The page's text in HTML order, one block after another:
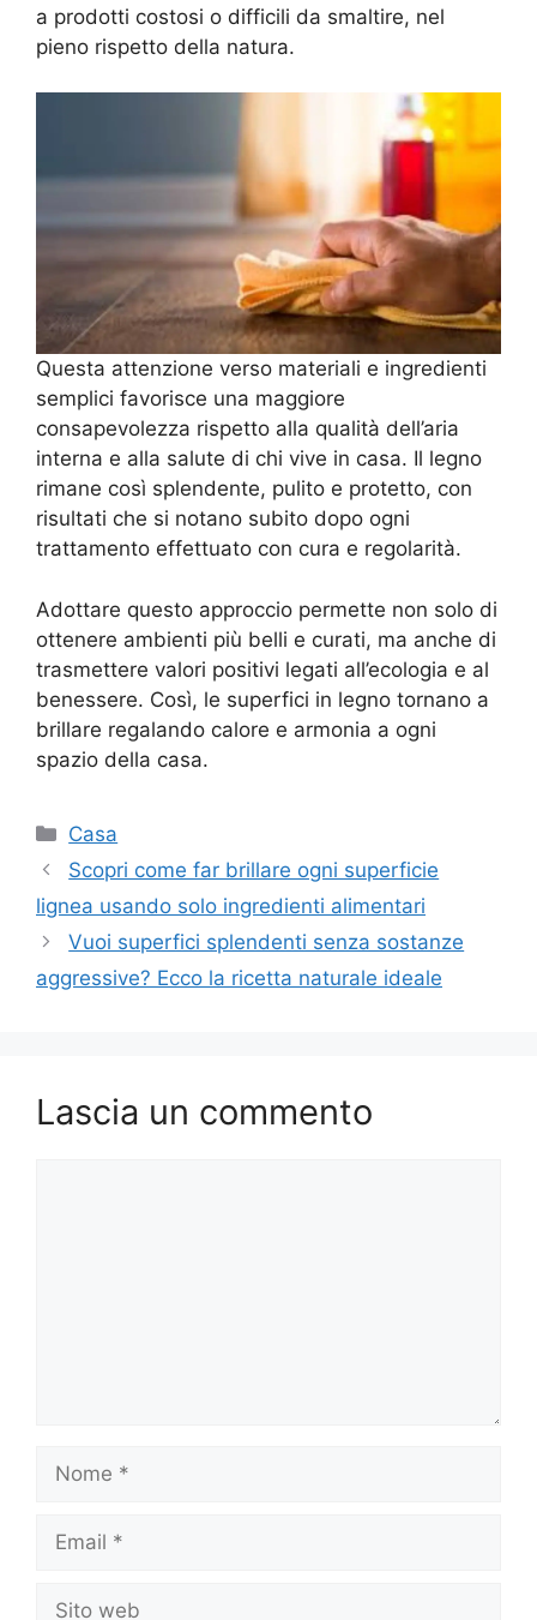
a prodotti costosi o difficili da smaltire, nel
pieno rispetto della natura.
Questa attenzione verso materiali e ingredienti
semplici favorisce una maggiore
consapevolezza rispetto alla qualità dell’aria
interna e alla salute di chi vive in casa. Il legno
rimane così splendente, pulito e protetto, con
risultati che si notano subito dopo ogni
trattamento effettuato con cura e regolarità.
Adottare questo approccio permette non solo di
ottenere ambienti più belli e curati, ma anche di
trasmettere valori positivi legati all’ecologia e al
benessere. Così, le superfici in legno tornano a
brillare regalando calore e armonia a ogni
spazio della casa.
Categorie
Casa
Scopri come far brillare ogni superficie
lignea usando solo ingredienti alimentari
Vuoi superfici splendenti senza sostanze
aggressive? Ecco la ricetta naturale ideale
Lascia un commento